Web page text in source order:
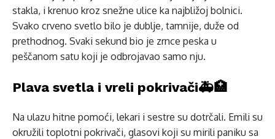
stakla, i krenuo kroz snežne ulice ka najbližoj bolnici.
Svako crveno svetlo bilo je dublje, tamnije, duže od
prethodnog. Svaki sekund bio je zrnce peska u
peščanom satu koji je odbrojavao samo nju.
Plava svetla i vreli pokrivači🚑🏥
Na ulazu hitne pomoći, lekari i sestre su dotrčali. Emili su
okružili toplotni pokrivači, glasovi koji su mirili paniku sa